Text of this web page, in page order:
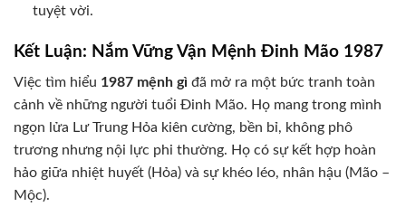
tuyệt vời.
Kết Luận: Nắm Vững Vận Mệnh Đinh Mão 1987
Việc tìm hiểu 1987 mệnh gì đã mở ra một bức tranh toàn
cảnh về những người tuổi Đinh Mão. Họ mang trong mình
ngọn lửa Lư Trung Hỏa kiên cường, bền bỉ, không phô
trương nhưng nội lực phi thường. Họ có sự kết hợp hoàn
hảo giữa nhiệt huyết (Hỏa) và sự khéo léo, nhân hậu (Mão –
Mộc).